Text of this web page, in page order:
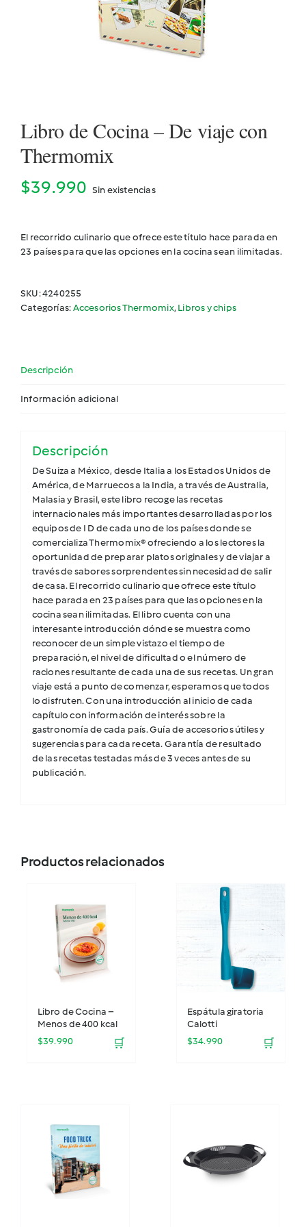
Libro de Cocina – De viaje con
Thermomix
$39.990 Sin existencias
El recorrido culinario que ofrece este título hace parada en
23 países para que las opciones en la cocina sean ilimitadas.
SKU:4240255
Categorías:Accesorios Thermomix, Libros y chips
Descripción
Información adicional
Descripción
De Suiza a México, desde Italia a los Estados Unidos de
América, de Marruecos a la India, a través de Australia,
Malasia y Brasil, este libro recoge las recetas
internacionales más importantes desarrolladas por los
equipos de I D de cada uno de los países donde se
comercializa Thermomix® ofreciendo a los lectores la
oportunidad de preparar platos originales y de viajar a
través de sabores sorprendentes sin necesidad de salir
de casa. El recorrido culinario que ofrece este título
hace parada en 23 países para que las opciones en la
cocina sean ilimitadas. El libro cuenta con una
interesante introducción dónde se muestra como
reconocer de un simple vistazo el tiempo de
preparación, el nivel de dificultad o el número de
raciones resultante de cada una de sus recetas. Un gran
viaje está a punto de comenzar, esperamos que todos
lo disfruten. Con una introducción al inicio de cada
capítulo con información de interés sobre la
gastronomía de cada país. Guía de accesorios útiles y
sugerencias para cada receta. Garantía de resultado
de las recetas testadas más de 3 veces antes de su
publicación.
Productos relacionados
Libro de Cocina –
Menos de 400 kcal
$39.990 🛒
Espátula giratoria
Calotti
$34.990 🛒